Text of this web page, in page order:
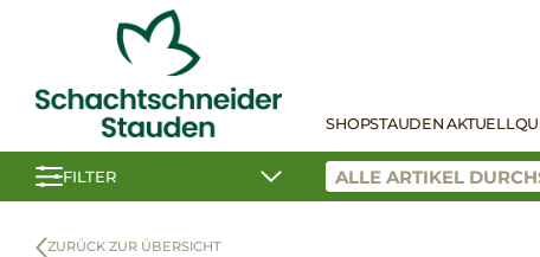
SHOPSTAUDEN AKTUELL
FILTER
ZURÜCK ZUR ÜBERSICHT